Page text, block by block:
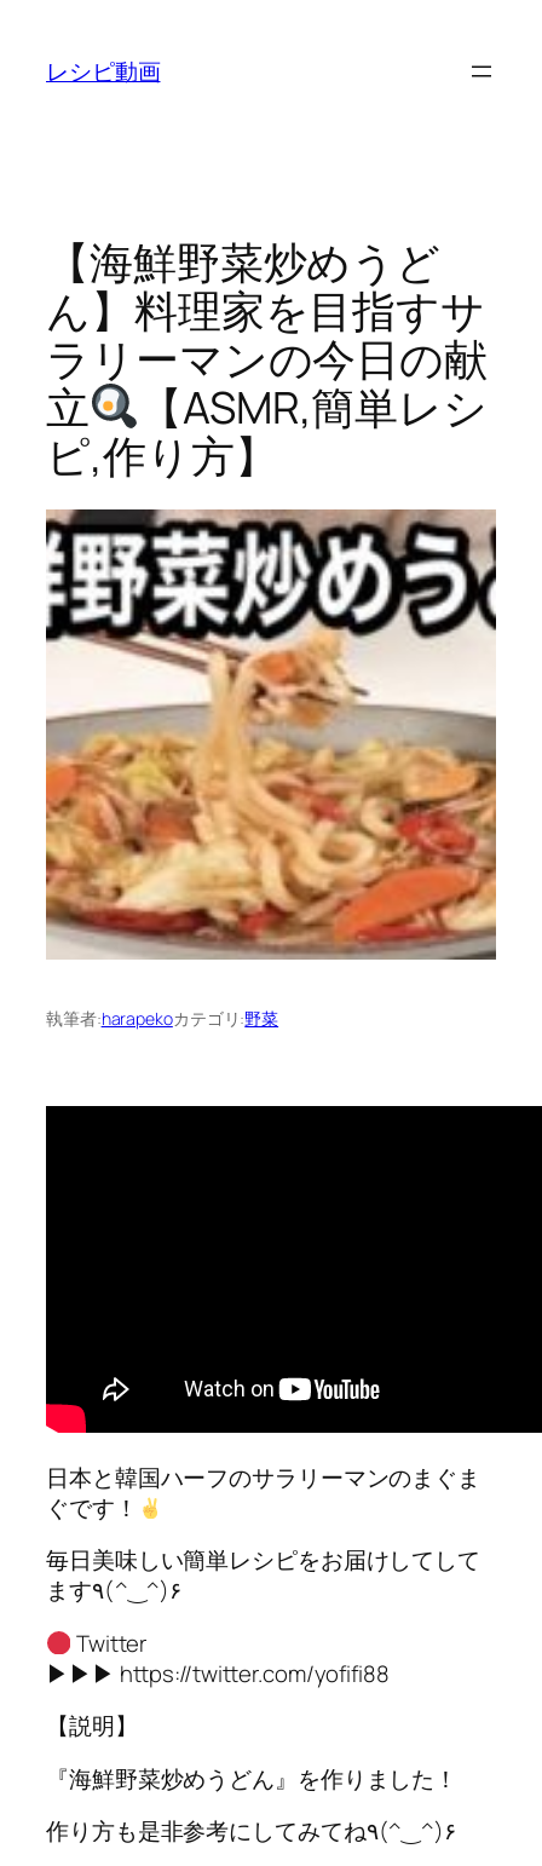
レシピ動画
【海鮮野菜炒めうど
ん】料理家を目指すサ
ラリーマンの今日の献
立
【ASMR,簡単レシ
ピ,作り方】
執筆者:harapekoカテゴリ:野菜
日本と韓国ハーフのサラリーマンのまぐま
ぐです！
毎日美味しい簡単レシピをお届けしてして
ます٩(^‿^)۶
Twitter
▶︎▶︎▶︎ https://twitter.com/yofifi88
【説明】
『海鮮野菜炒めうどん』を作りました！
作り方も是非参考にしてみてね٩(^‿^)۶